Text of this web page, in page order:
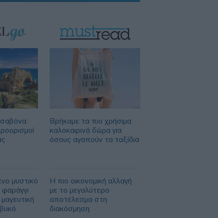
μυστικό
Βρήκαμε τα πιο χρήσιμα
καλοκαιρινά δώρα για
όσους αγαπούν τα ταξίδια
Η πιο οικονομική αλλαγή
με το μεγαλύτερο
αποτέλεσμα στη
διακόσμηση